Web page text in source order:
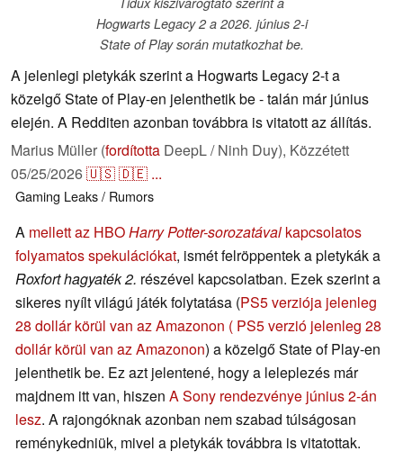
Hogwarts Legacy 2 a 2026. június 2-i
State of Play során mutatkozhat be.
A jelenlegi pletykák szerint a Hogwarts Legacy 2-t a
közelgő State of Play-en jelenthetik be - talán már június
elején. A Redditen azonban továbbra is vitatott az állítás.
Marius Müller (fordította DeepL / Ninh Duy), Közzétett
05/25/2026🇺🇸🇩🇪 ...
Gaming Leaks / Rumors
A mellett az HBOHarry Potter-sorozatával kapcsolatos
folyamatos spekulációkat, ismét felröppentek a pletykák a
Roxfort hagyaték 2. részével kapcsolatban. Ezek szerint a
sikeres nyílt világú játék folytatása (PS5 verziója jelenleg
28 dollár körül van az Amazonon ( PS5 verzió jelenleg 28
dollár körül van az Amazonon) a közelgő State of Play-en
jelenthetik be. Ez azt jelentené, hogy a leleplezés már
majdnem itt van, hiszen A Sony rendezvénye június 2-án
lesz. A rajongóknak azonban nem szabad túlságosan
reménykedniük, mivel a pletykák továbbra is vitatottak.